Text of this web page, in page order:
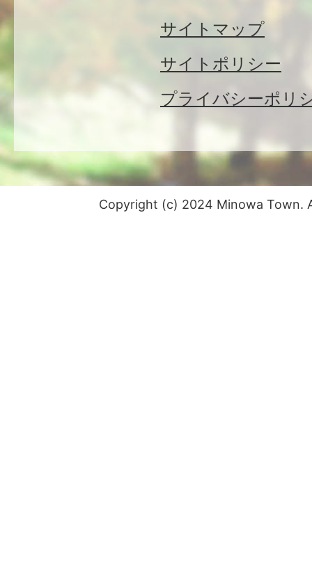
サイトマップ
サイトポリシー
プライバシーポリ
Copyright (c) 2024 Minowa Town.